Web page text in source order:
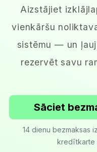
Aizstājiet
vienkāršu
sistēmu — un
rezervēt savu
Sāciet
14 dienu bezmaksas
kredītkarte